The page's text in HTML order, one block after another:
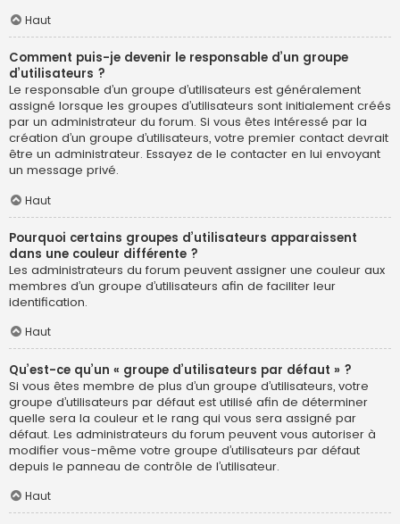
Haut
Comment puis-je devenir le responsable d’un groupe
d’utilisateurs ?
Le responsable d’un groupe d’utilisateurs est généralement
assigné lorsque les groupes d’utilisateurs sont initialement créés
par un administrateur du forum. Si vous êtes intéressé par la
création d’un groupe d’utilisateurs, votre premier contact devrait
être un administrateur. Essayez de le contacter en lui envoyant
un message privé.
Haut
Pourquoi certains groupes d’utilisateurs apparaissent
dans une couleur différente ?
Les administrateurs du forum peuvent assigner une couleur aux
membres d’un groupe d’utilisateurs afin de faciliter leur
identification.
Haut
Qu’est-ce qu’un « groupe d’utilisateurs par défaut » ?
Si vous êtes membre de plus d’un groupe d’utilisateurs, votre
groupe d’utilisateurs par défaut est utilisé afin de déterminer
quelle sera la couleur et le rang qui vous sera assigné par
défaut. Les administrateurs du forum peuvent vous autoriser à
modifier vous-même votre groupe d’utilisateurs par défaut
depuis le panneau de contrôle de l’utilisateur.
Haut